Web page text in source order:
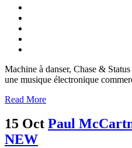
Machine à danser, Chase &
une musique électronique
Read More
15 Oct Paul
NEW